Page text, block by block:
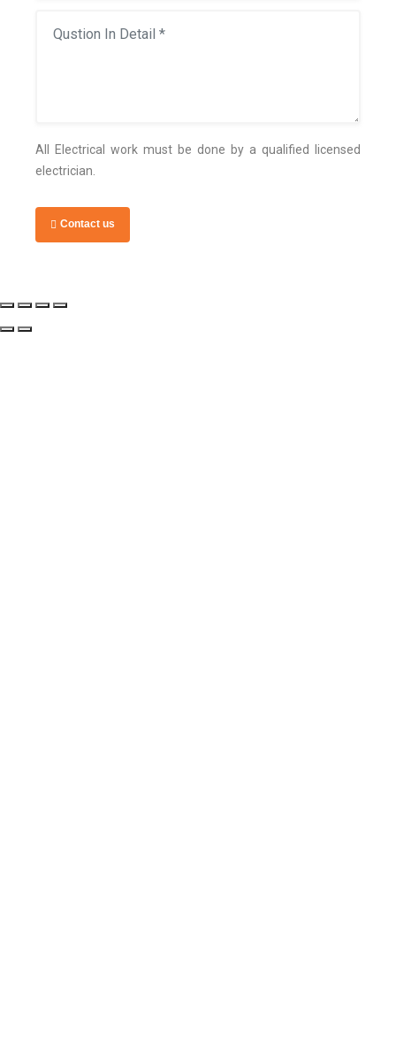
All Electrical work must be done by a qualified licensed
electrician.
Contact us